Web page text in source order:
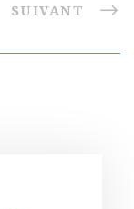
SUIVANT